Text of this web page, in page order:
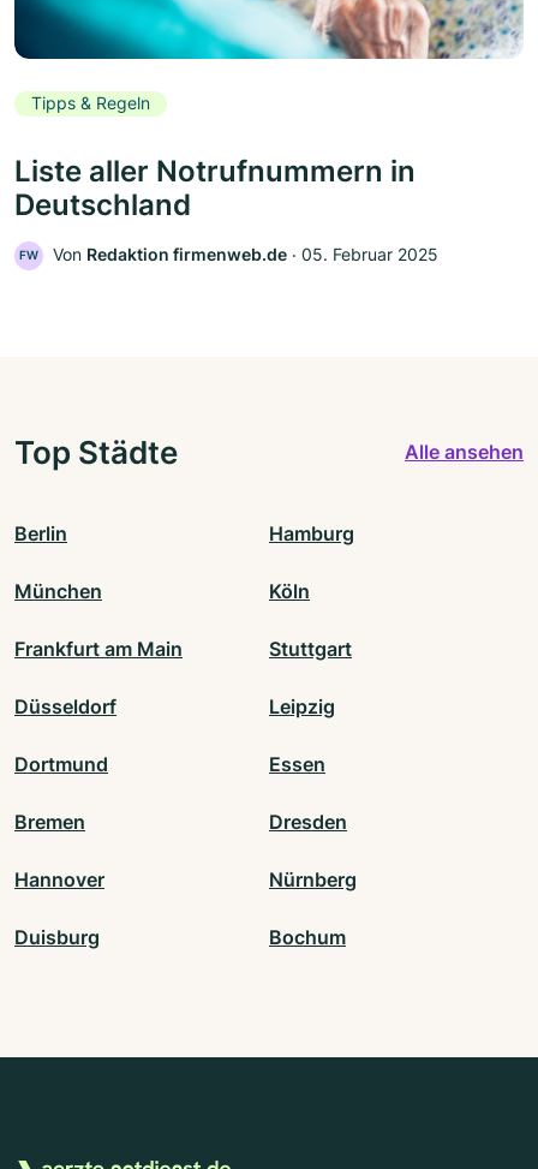
Tipps & Regeln
Liste aller Notrufnummern in
Deutschland
FW Von Redaktion firmenweb.de ‧ 05. Februar 2025
Top Städte Alle ansehen
Berlin Hamburg
München Köln
Frankfurt am Main Stuttgart
Düsseldorf Leipzig
Dortmund Essen
Bremen Dresden
Hannover Nürnberg
Duisburg Bochum